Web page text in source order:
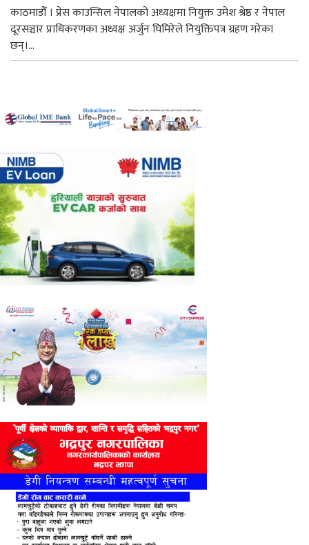
काठमाडौँ । प्रेस काउन्सिल नेपालको अध्यक्षमा नियुक्त उमेश श्रेष्ठ र नेपाल
दूरसञ्चार प्राधिकरणका अध्यक्ष अर्जुन घिमिरेले नियुक्तिपत्र ग्रहण गरेका
छन्।...